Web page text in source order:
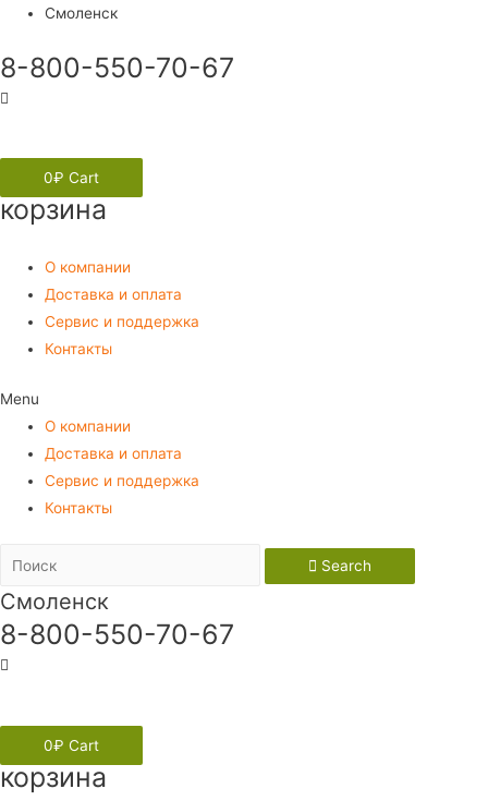
Смоленск
8-800-550-70-67
0₽ Cart
корзина
О компании
Доставка и оплата
Сервис и поддержка
Контакты
Menu
О компании
Доставка и оплата
Сервис и поддержка
Контакты
Search
Смоленск
8-800-550-70-67
0₽ Cart
корзина